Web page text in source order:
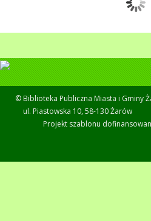
© Biblioteka Publiczna Miasta i Gminy
ul. Piastowska 10, 58-130 Żarów
Projekt szablonu